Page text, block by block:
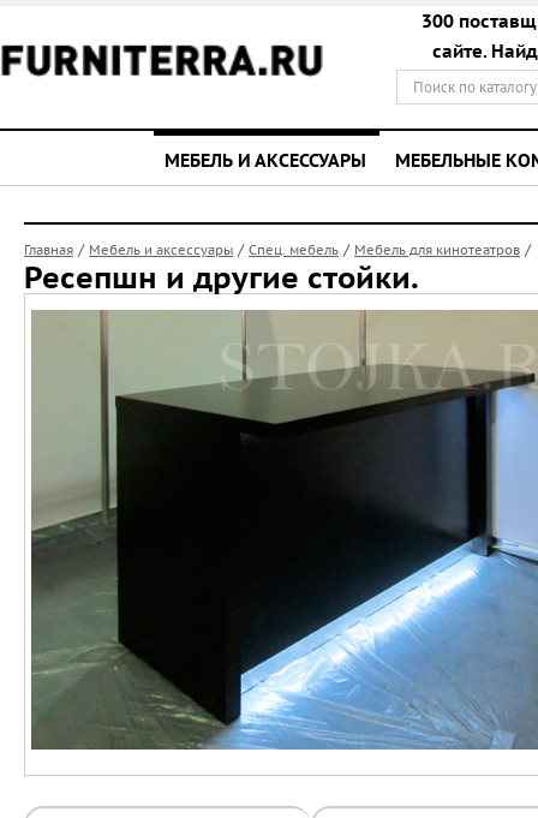
300
сайте.
МЕБЕЛЬ И АКСЕССУАРЫ МЕБЕЛЬНЫЕ
Главная / Мебель и аксессуары / Спец. мебель / Мебель для кинотеатров /
Ресепшн и другие стойки.